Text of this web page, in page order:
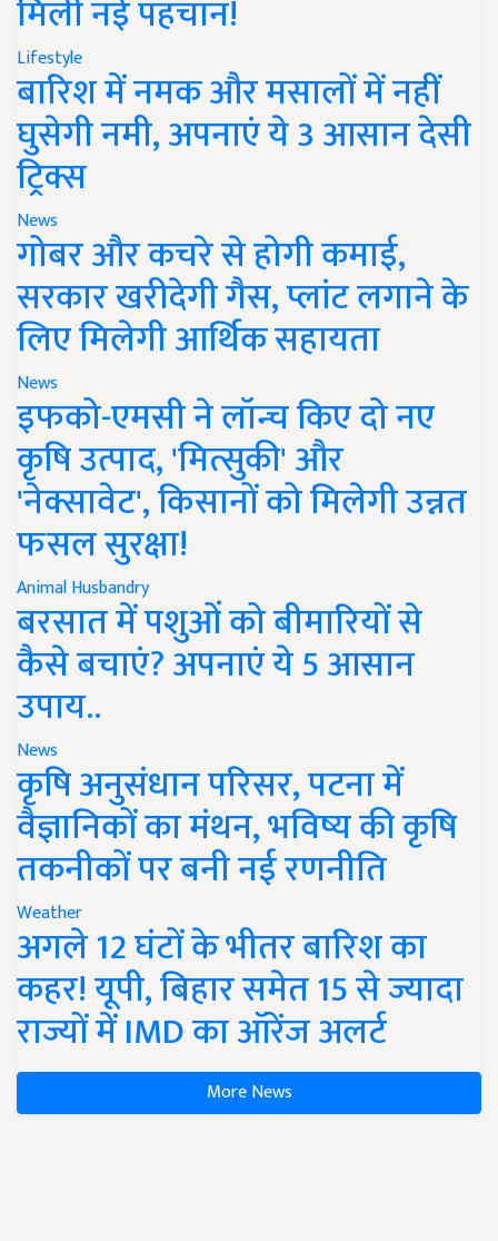
मिली नई पहचान!
Lifestyle
बारिश में नमक और मसालों में नहीं
घुसेगी नमी, अपनाएं ये 3 आसान देसी
ट्रिक्स
News
गोबर और कचरे से होगी कमाई,
सरकार खरीदेगी गैस, प्लांट लगाने के
लिए मिलेगी आर्थिक सहायता
News
इफको-एमसी ने लॉन्च किए दो नए
कृषि उत्पाद, 'मित्सुकी' और
'नेक्सावेट', किसानों को मिलेगी उन्नत
फसल सुरक्षा!
Animal Husbandry
बरसात में पशुओं को बीमारियों से
कैसे बचाएं? अपनाएं ये 5 आसान
उपाय..
News
कृषि अनुसंधान परिसर, पटना में
वैज्ञानिकों का मंथन, भविष्य की कृषि
तकनीकों पर बनी नई रणनीति
Weather
अगले 12 घंटों के भीतर बारिश का
कहर! यूपी, बिहार समेत 15 से ज्यादा
राज्यों में IMD का ऑरेंज अलर्ट
More News